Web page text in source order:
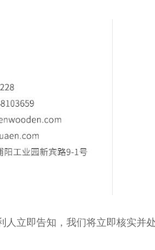
立即告知，我们将立即核实并处